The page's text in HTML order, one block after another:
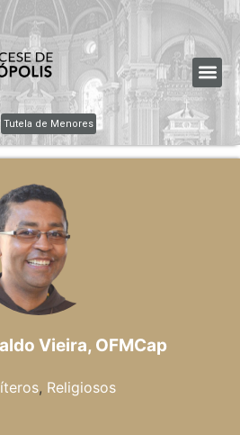
Tutela de Menores
Vieira, OFMCap
, Religiosos